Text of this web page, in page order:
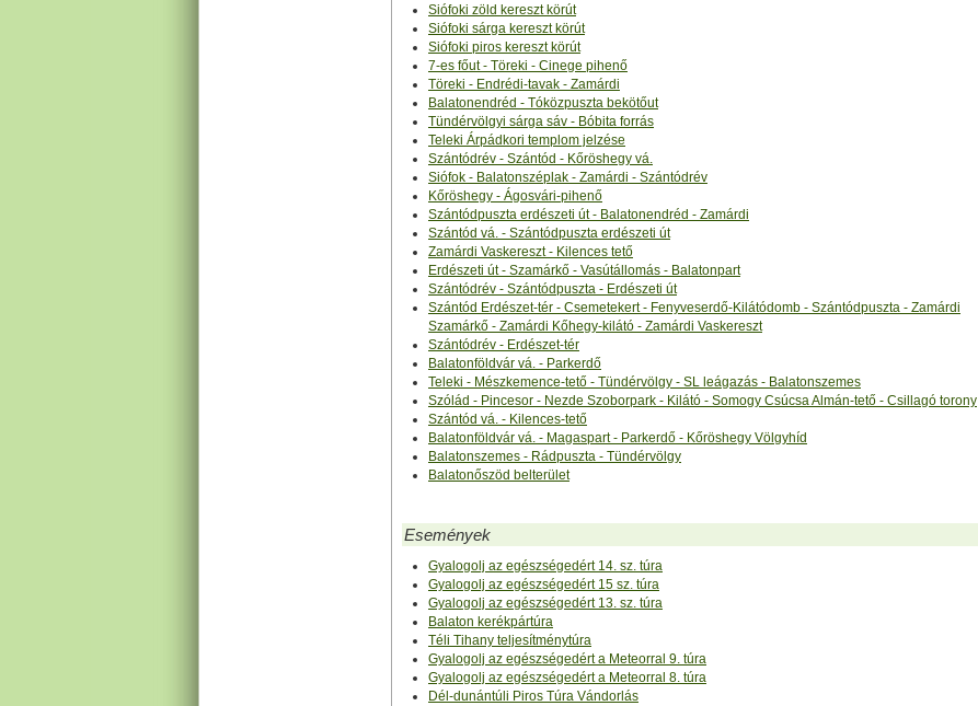
Siófoki zöld kereszt körút
Siófoki sárga kereszt körút
Siófoki piros kereszt körút
7-es főut - Töreki - Cinege pihenő
Töreki - Endrédi-tavak - Zamárdi
Balatonendréd - Tóközpuszta bekötőut
Tündérvölgyi sárga sáv - Bóbita forrás
Teleki Árpádkori templom jelzése
Szántódrév - Szántód - Kőröshegy vá.
Siófok - Balatonszéplak - Zamárdi - Szántódrév
Kőröshegy - Ágosvári-pihenő
Szántódpuszta erdészeti út - Balatonendréd - Zamárdi
Szántód vá. - Szántódpuszta erdészeti út
Zamárdi Vaskereszt - Kilences tető
Erdészeti út - Szamárkő - Vasútállomás - Balatonpart
Szántódrév - Szántódpuszta - Erdészeti út
Szántód Erdészet-tér - Csemetekert - Fenyveserdő-Kilátódomb - Szántódpuszta - Zamárdi
Szamárkő - Zamárdi Kőhegy-kilátó - Zamárdi Vaskereszt
Szántódrév - Erdészet-tér
Balatonföldvár vá. - Parkerdő
Teleki - Mészkemence-tető - Tündérvölgy - SL leágazás - Balatonszemes
Szólád - Pincesor - Nezde Szoborpark - Kilátó - Somogy Csúcsa Almán-tető - Csillagó torony
Szántód vá. - Kilences-tető
Balatonföldvár vá. - Magaspart - Parkerdő - Kőröshegy Völgyhíd
Balatonszemes - Rádpuszta - Tündérvölgy
Balatonőszöd belterület
Események
Gyalogolj az egészségedért 14. sz. túra
Gyalogolj az egészségedért 15 sz. túra
Gyalogolj az egészségedért 13. sz. túra
Balaton kerékpártúra
Téli Tihany teljesítménytúra
Gyalogolj az egészségedért a Meteorral 9. túra
Gyalogolj az egészségedért a Meteorral 8. túra
Dél-dunántúli Piros Túra Vándorlás